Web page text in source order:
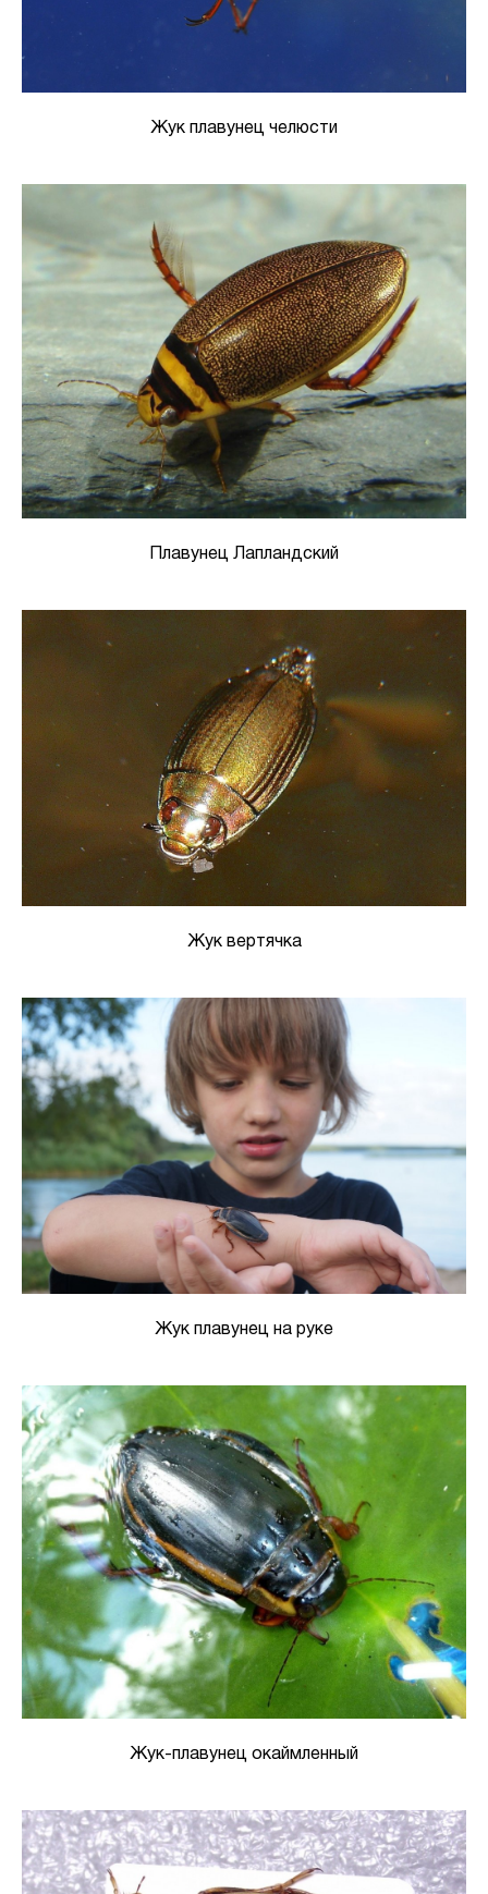
Жук плавунец челюсти
Плавунец Лапландский
Жук вертячка
Жук плавунец на руке
Жук-плавунец окаймленный